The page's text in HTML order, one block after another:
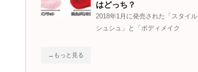
はどっち？
2018年1月に発売された「スタイル
シュシュ」と「ボディメイク
→もっと見る